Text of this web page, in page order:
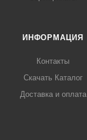
ИНФОРМАЦИЯ
Контакты
Скачать Каталог
Доставка и оплата